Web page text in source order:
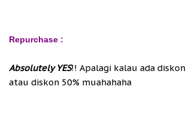
Repurchase :
Absolutely YES!! Apalagi kalau ada diskon
atau diskon 50% muahahaha